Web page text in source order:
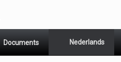
Documents Nederlands